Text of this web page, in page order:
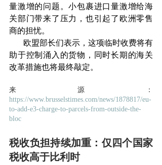
量激增的问题。小包裹进口量激增给海
关部门带来了压力，也引起了欧洲零售
商的担忧。
欧盟部长们表示，这项临时收费将有
助于控制涌入的货物，同时长期的海关
改革措施也将最终敲定。
来源：
https://www.brusselstimes.com/news/1878817/eu-
to-add-e3-charge-to-parcels-from-outside-the-
bloc
税收负担持续加重：仅四个国家
税收高于比利时